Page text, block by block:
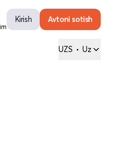
Kirish Avtoni sotish
UZS • Uz